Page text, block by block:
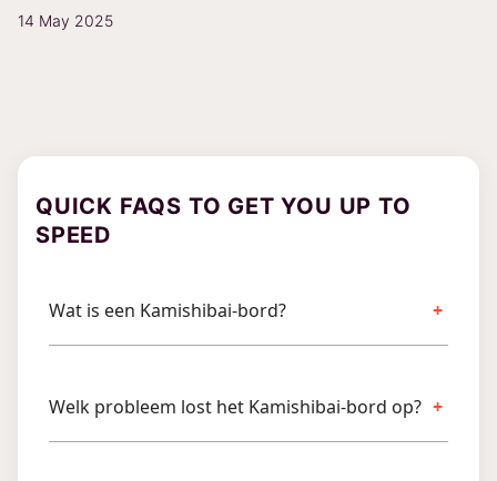
14 May 2025
QUICK FAQS TO GET YOU UP TO
SPEED
Wat is een Kamishibai-bord?
Welk probleem lost het Kamishibai-bord op?